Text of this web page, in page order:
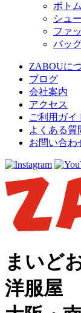
ボト
シュ
ファ
バッ
ZABOUに
ブログ
会社案内
アクセス
ご利用ガイ
よくある質
お問い合わ
まいど
洋服屋